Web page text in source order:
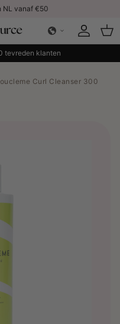
NL vanaf €50
Account
klanten
Curl Cleanser 300